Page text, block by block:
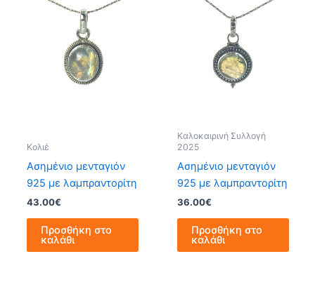
Κολιέ
Ασημένιο μενταγιόν
925 με λαμπραντορίτη
43.00€
Προσθήκη στο
καλάθι
Καλοκαιρινή Συλλογή
2025
Ασημένιο μενταγιόν
925 με λαμπραντορίτη
36.00€
Προσθήκη στο
καλάθι